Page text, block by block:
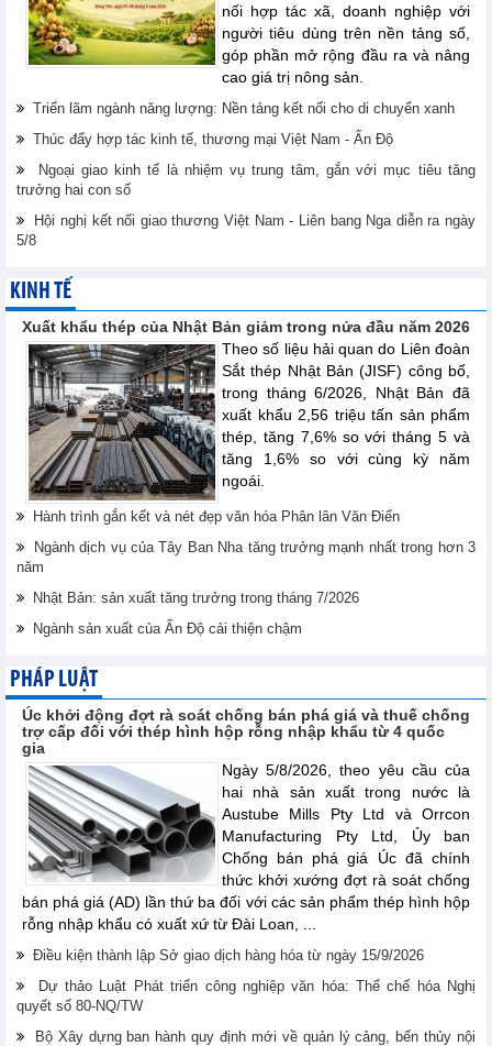
nối hợp tác xã, doanh nghiệp với
người tiêu dùng trên nền tảng số,
góp phần mở rộng đầu ra và nâng
cao giá trị nông sản.
Triển lãm ngành năng lượng: Nền tảng kết nối cho di chuyển xanh
Thúc đẩy hợp tác kinh tế, thương mại Việt Nam - Ấn Độ
Ngoại giao kinh tế là nhiệm vụ trung tâm, gắn với mục tiêu tăng
trưởng hai con số
Hội nghị kết nối giao thương Việt Nam - Liên bang Nga diễn ra ngày
5/8
KINH TẾ
Xuất khẩu thép của Nhật Bản giảm trong nửa đầu năm 2026
Theo số liệu hải quan do Liên đoàn
Sắt thép Nhật Bản (JISF) công bố,
trong tháng 6/2026, Nhật Bản đã
xuất khẩu 2,56 triệu tấn sản phẩm
thép, tăng 7,6% so với tháng 5 và
tăng 1,6% so với cùng kỳ năm
ngoái.
Hành trình gắn kết và nét đẹp văn hóa Phân lân Văn Điển
Ngành dịch vụ của Tây Ban Nha tăng trưởng mạnh nhất trong hơn 3
năm
Nhật Bản: sản xuất tăng trưởng trong tháng 7/2026
Ngành sản xuất của Ấn Độ cải thiện chậm
PHÁP LUẬT
Úc khởi động đợt rà soát chống bán phá giá và thuế chống
trợ cấp đối với thép hình hộp rỗng nhập khẩu từ 4 quốc
gia
Ngày 5/8/2026, theo yêu cầu của
hai nhà sản xuất trong nước là
Austube Mills Pty Ltd và Orrcon
Manufacturing Pty Ltd, Ủy ban
Chống bán phá giá Úc đã chính
thức khởi xướng đợt rà soát chống
bán phá giá (AD) lần thứ ba đối với các sản phẩm thép hình hộp
rỗng nhập khẩu có xuất xứ từ Đài Loan, ...
Điều kiện thành lập Sở giao dịch hàng hóa từ ngày 15/9/2026
Dự thảo Luật Phát triển công nghiệp văn hóa: Thể chế hóa Nghị
quyết số 80-NQ/TW
Bộ Xây dựng ban hành quy định mới về quản lý cảng, bến thủy nội